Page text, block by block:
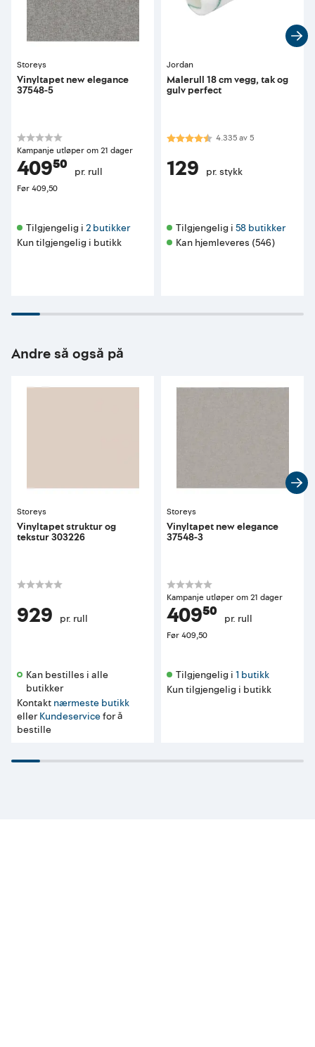
Storeys
Vinyltapet new elegance
37548-5
Kampanje utløper om 21 dager
409⁵⁰ pr. rull
Før409,50
Tilgjengelig i 2 butikker
Kun tilgjengelig i butikk
Jordan
Malerull 18 cm vegg, tak og
gulv perfect
Karakter:4.3 av 5 mulige
4.335av5
129 pr. stykk
Tilgjengelig i 58 butikker
Kan hjemleveres (546)
Andre så også på
Storeys
Vinyltapet struktur og
tekstur 303226
929 pr. rull
Kan bestilles i alle
butikker
Kontakt nærmeste butikk
ellerKundeservicefor å
bestille
Storeys
Vinyltapet new elegance
37548-3
Kampanje utløper om 21 dager
409⁵⁰ pr. rull
Før409,50
Tilgjengelig i 1 butikk
Kun tilgjengelig i butikk